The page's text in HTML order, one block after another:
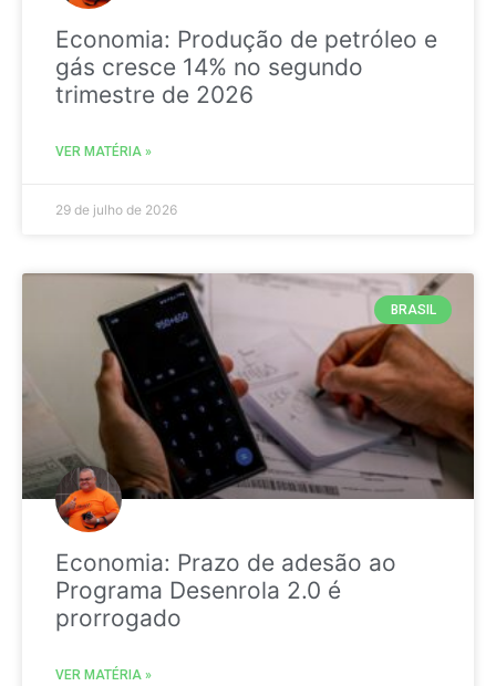
Economia: Produção de petróleo e
gás cresce 14% no segundo
trimestre de 2026
VER MATÉRIA »
29 de julho de 2026
BRASIL
Economia: Prazo de adesão ao
Programa Desenrola 2.0 é
prorrogado
VER MATÉRIA »